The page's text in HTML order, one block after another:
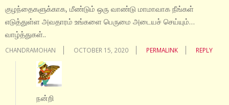
குழந்தைகளுக்காக, மீண்டும் ஒரு வாண்டு மாமாவாக நீங்கள்
எடுத்துள்ள அவதாரம் உங்களை பெருமை அடையச் செய்யும்…
வாழ்த்துகள்..
CHANDRAMOHAN OCTOBER 15, 2020 PERMALINK REPLY
நன்றி